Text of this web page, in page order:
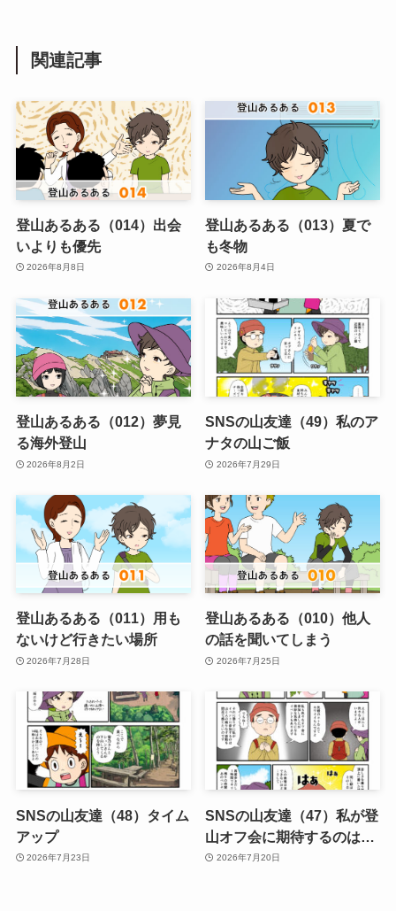
関連記事
登山あるある（014）出会
いよりも優先
2026年8月8日
登山あるある（013）夏で
も冬物
2026年8月4日
登山あるある（012）夢見
る海外登山
2026年8月2日
SNSの山友達（49）私のア
ナタの山ご飯
2026年7月29日
登山あるある（011）用も
ないけど行きたい場所
2026年7月28日
登山あるある（010）他人
の話を聞いてしまう
2026年7月25日
SNSの山友達（48）タイム
アップ
2026年7月23日
SNSの山友達（47）私が登
山オフ会に期待するのは…
2026年7月20日